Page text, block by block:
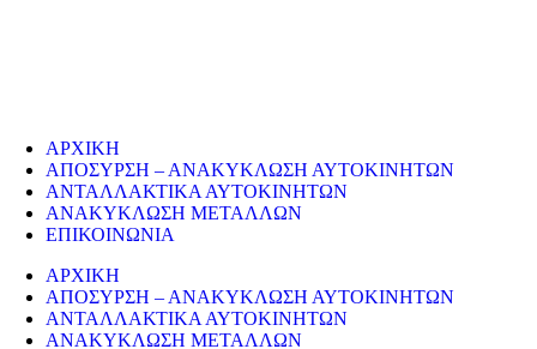
ΑΡΧΙΚΗ
ΑΠΟΣΥΡΣΗ – ΑΝΑΚΥΚΛΩΣΗ ΑΥΤΟΚΙΝΗΤΩΝ
ΑΝΤΑΛΛΑΚΤΙΚΑ ΑΥΤΟΚΙΝΗΤΩΝ
ΑΝΑΚΥΚΛΩΣΗ ΜΕΤΑΛΛΩΝ
ΕΠΙΚΟΙΝΩΝΙΑ
ΑΡΧΙΚΗ
ΑΠΟΣΥΡΣΗ – ΑΝΑΚΥΚΛΩΣΗ ΑΥΤΟΚΙΝΗΤΩΝ
ΑΝΤΑΛΛΑΚΤΙΚΑ ΑΥΤΟΚΙΝΗΤΩΝ
ΑΝΑΚΥΚΛΩΣΗ ΜΕΤΑΛΛΩΝ